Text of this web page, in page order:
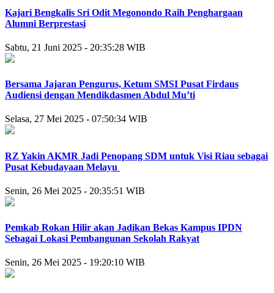
Kajari Bengkalis Sri Odit Megonondo Raih Penghargaan
Alumni Berprestasi
Sabtu, 21 Juni 2025 - 20:35:28 WIB
Bersama Jajaran Pengurus, Ketum SMSI Pusat Firdaus
Audiensi dengan Mendikdasmen Abdul Mu’ti
Selasa, 27 Mei 2025 - 07:50:34 WIB
RZ Yakin AKMR Jadi Penopang SDM untuk Visi Riau sebagai
Pusat Kebudayaan Melayu
Senin, 26 Mei 2025 - 20:35:51 WIB
Pemkab Rokan Hilir akan Jadikan Bekas Kampus IPDN
Sebagai Lokasi Pembangunan Sekolah Rakyat
Senin, 26 Mei 2025 - 19:20:10 WIB